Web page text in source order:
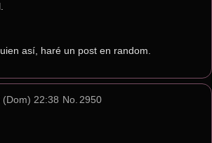
así, haré un post en random.
22:38 No. 2950